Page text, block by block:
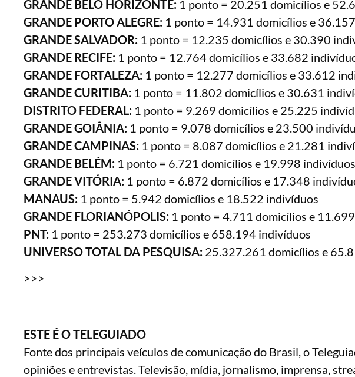
GRANDE BELO HORIZONTE:1 ponto = 20.251 domicílios e
GRANDE PORTO ALEGRE:1 ponto = 14.931 domicílios e
GRANDE SALVADOR:1 ponto = 12.235 domicílios e 30.390
GRANDE RECIFE:1 ponto = 12.764 domicílios e 33.682
GRANDE FORTALEZA:1 ponto = 12.277 domicílios e 33.612
GRANDE CURITIBA:1 ponto = 11.802 domicílios e 30.631
DISTRITO FEDERAL:1 ponto = 9.269 domicílios e 25.225
GRANDE GOIÂNIA:1 ponto = 9.078 domicílios e 23.500
GRANDE CAMPINAS:1 ponto = 8.087 domicílios e 21.281
GRANDE BELÉM:1 ponto = 6.721 domicílios e 19.998 indivíduos
GRANDE VITÓRIA:1 ponto = 6.872 domicílios e 17.348
MANAUS:1 ponto = 5.942 domicílios e 18.522 indivíduos
GRANDE FLORIANÓPOLIS:1 ponto = 4.711 domicílios e
PNT:1 ponto = 253.273 domicílios e 658.194 indivíduos
UNIVERSO TOTAL DA PESQUISA:25.327.261 domicílios e
>>>
ESTE É O TELEGUIADO
Fonte dos principais veículos de comunicação do Brasil, o
opiniões e entrevistas. Televisão, mídia, jornalismo, imprensa,